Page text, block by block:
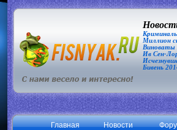
Миллион
Виноваты
Ив Сен-
Бивень
Главная Новости